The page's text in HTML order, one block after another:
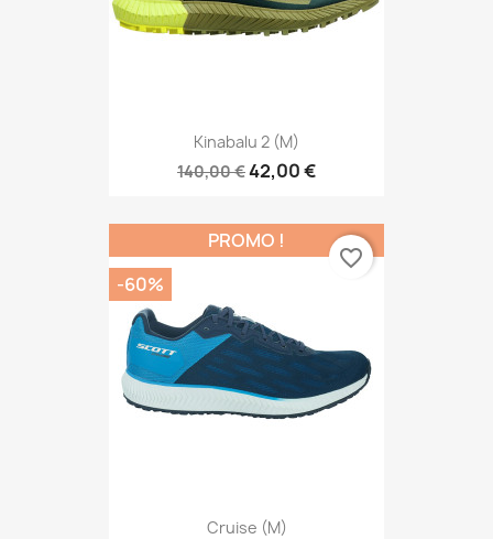
Kinabalu 2 (M)
140,00 €42,00 €
Cruise (M)
PROMO !
-60%
favorite_border